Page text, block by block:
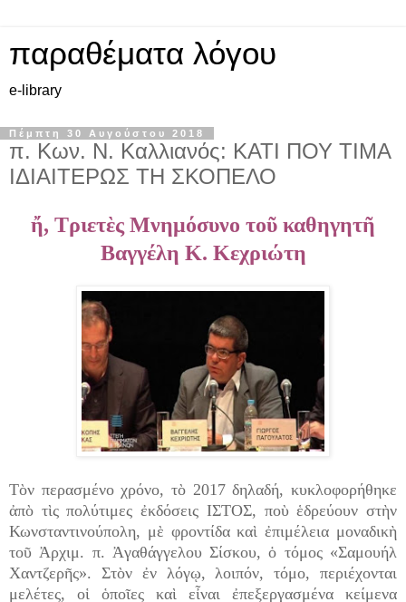
παραθέματα λόγου
e-library
Πέμπτη 30 Αυγούστου 2018
π. Κων. Ν. Καλλιανός: ΚΑΤΙ ΠΟΥ ΤΙΜΑ
ΙΔΙΑΙΤΕΡΩΣ ΤΗ ΣΚΟΠΕΛΟ
ἤ, Τριετὲς Μνημόσυνο τοῦ καθηγητῆ
Βαγγέλη Κ. Κεχριώτη
Τὸν περασμένο χρόνο, τὸ 2017 δηλαδή, κυκλοφορήθηκε
ἀπὸ τὶς πολύτιμες ἐκδόσεις ΙΣΤΟΣ, ποὺ ἑδρεύουν στὴν
Κωνσταντινούπολη, μὲ φροντίδα καὶ ἐπιμέλεια μοναδικὴ
τοῦ Ἀρχιμ. π. Ἀγαθάγγελου Σίσκου, ὁ τόμος «Σαμουήλ
Χαντζερῆς». Στὸν ἐν λόγῳ, λοιπόν, τόμο, περιέχονται
μελέτες, οἱ ὁποῖες καὶ εἶναι ἐπεξεργασμένα κείμενα